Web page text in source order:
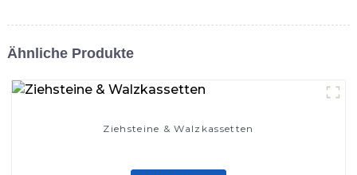
Ähnliche Produkte
Ziehsteine ​​& Walzkassetten